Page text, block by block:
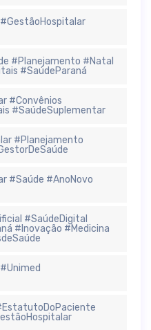
#Planejamento #Natal
#SaúdeParaná
#Convênios
#SaúdeSuplementar
#Planejamento
#Saúde #AnoNovo
#SaúdeDigital
#Inovação #Medicina